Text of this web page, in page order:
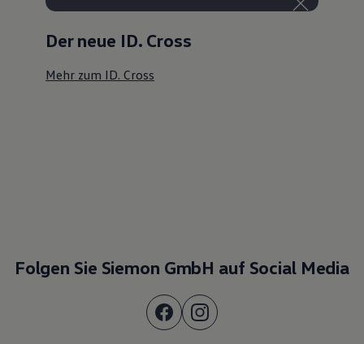
Der neue ID. Cross
Mehr zum ID. Cross
Folgen Sie Siemon GmbH auf Social Media